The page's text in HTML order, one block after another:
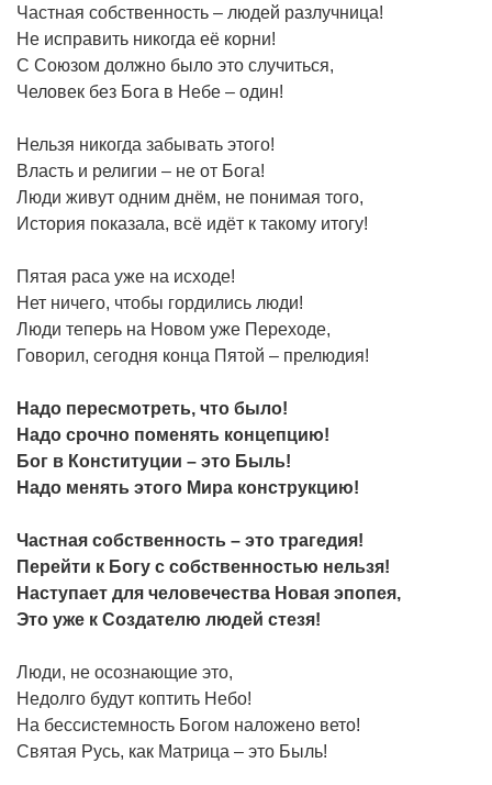
Частная собственность – людей разлучница!
Не исправить никогда её корни!
С Союзом должно было это случиться,
Человек без Бога в Небе – один!
Нельзя никогда забывать этого!
Власть и религии – не от Бога!
Люди живут одним днём, не понимая того,
История показала, всё идёт к такому итогу!
Пятая раса уже на исходе!
Нет ничего, чтобы гордились люди!
Люди теперь на Новом уже Переходе,
Говорил, сегодня конца Пятой – прелюдия!
Надо пересмотреть, что было!
Надо срочно поменять концепцию!
Бог в Конституции – это Быль!
Надо менять этого Мира конструкцию!
Частная собственность – это трагедия!
Перейти к Богу с собственностью нельзя!
Наступает для человечества Новая эпопея,
Это уже к Создателю людей стезя!
Люди, не осознающие это,
Недолго будут коптить Небо!
На бессистемность Богом наложено вето!
Святая Русь, как Матрица – это Быль!